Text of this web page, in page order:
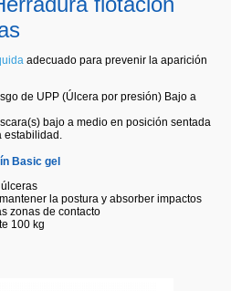
adecuado para prevenir la aparición
de UPP (Úlcera por presión) Bajo a
bajo a medio en posición sentada
estabilidad.
Basic gel
la postura y absorber impactos
zonas de contacto
100 kg